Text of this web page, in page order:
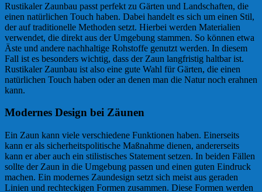
Rustikaler Zaunbau passt perfekt zu Gärten und Landschaften, die
einen natürlichen Touch haben. Dabei handelt es sich um einen Stil,
der auf traditionelle Methoden setzt. Hierbei werden Materialien
verwendet, die direkt aus der Umgebung stammen. So können etwa
Äste und andere nachhaltige Rohstoffe genutzt werden. In diesem
Fall ist es besonders wichtig, dass der Zaun langfristig haltbar ist.
Rustikaler Zaunbau ist also eine gute Wahl für Gärten, die einen
natürlichen Touch haben oder an denen man die Natur noch erahnen
kann.
Modernes Design bei Zäunen
Ein Zaun kann viele verschiedene Funktionen haben. Einerseits
kann er als sicherheitspolitische Maßnahme dienen, andererseits
kann er aber auch ein stilistisches Statement setzen. In beiden Fällen
sollte der Zaun in die Umgebung passen und einen guten Eindruck
machen. Ein modernes Zaundesign setzt sich meist aus geraden
Linien und rechteckigen Formen zusammen. Diese Formen werden